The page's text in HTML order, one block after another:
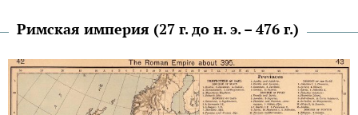
Римская империя (27 г. до н. э. – 476 г.)